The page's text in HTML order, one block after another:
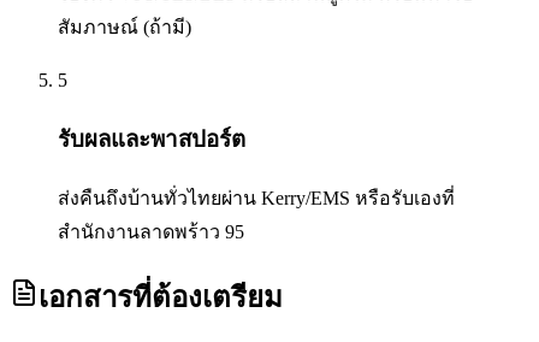
สัมภาษณ์ (ถ้ามี)
5
รับผลและพาสปอร์ต
ส่งคืนถึงบ้านทั่วไทยผ่าน Kerry/EMS หรือรับเองที่
สำนักงานลาดพร้าว 95
เอกสารที่ต้องเตรียม